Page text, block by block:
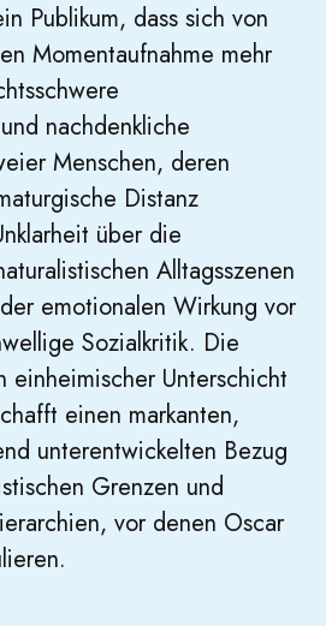
Publikum, dass sich von
Momentaufnahme mehr
nachdenkliche
Menschen, deren
Distanz
über die
Alltagsszenen
emotionalen Wirkung vor
Sozialkritik. Die
einheimischer Unterschicht
einen markanten,
unterentwickelten Bezug
Grenzen und
vor denen Oscar